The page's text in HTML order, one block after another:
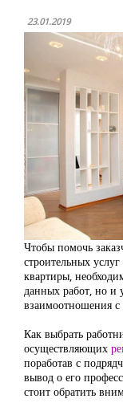
23.01.2019
Чтобы помочь
строительных
квартиры,
данных работ, но и
взаимоотношения с
Как выбрать
осуществляющих
поработав с
вывод о его
стоит обратить